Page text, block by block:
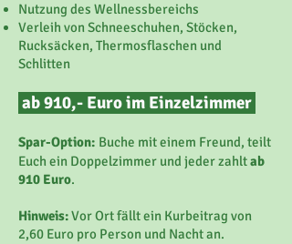
Nutzung des Wellnessbereichs
Verleih von Schneeschuhen, Stöcken,
Rucksäcken, Thermosflaschen und
Schlitten
ab 910,- Euro im Einzelzimmer
Spar-Option: Buche mit einem Freund, teilt
Euch ein Doppelzimmer und jeder zahltab
910 Euro.
Hinweis:Vor Ort fällt ein Kurbeitrag von
2,60 Euro pro Person und Nacht an.